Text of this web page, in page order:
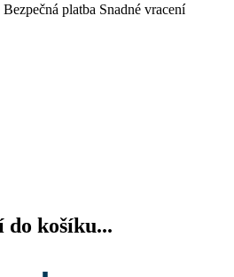
Bezpečná platba Snadné vracení
košíku...